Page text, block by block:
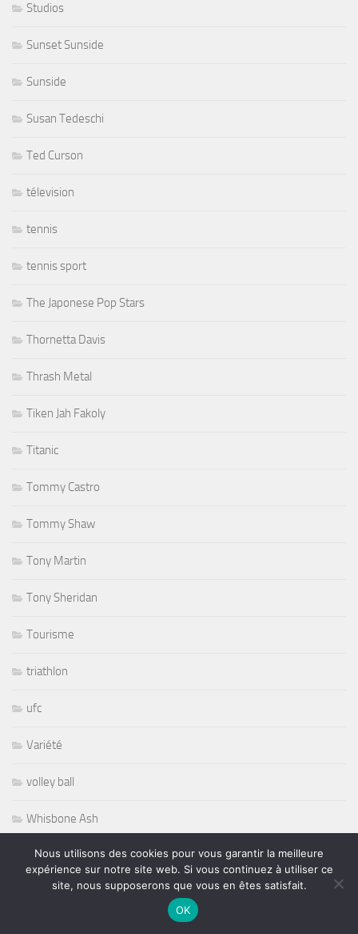
Studios
Sunset Sunside
Sunside
Susan Tedeschi
Ted Curson
télevision
tennis
tennis sport
The Japonese Pop Stars
Thornetta Davis
Thrash Metal
Tiken Jah Fakoly
Titanic
Tommy Castro
Tommy Shaw
Tony Martin
Tony Sheridan
Tourisme
triathlon
ufc
Variété
volley ball
Whisbone Ash
Whitesnake
Widespread Panic
Nous utilisons des cookies pour vous garantir la meilleure
expérience sur notre site web. Si vous continuez à utiliser ce
site, nous supposerons que vous en êtes satisfait.
OK